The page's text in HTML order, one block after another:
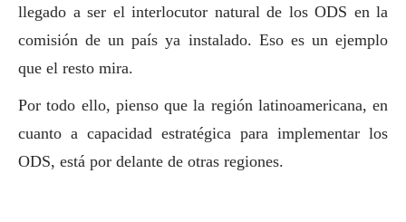
llegado a ser el interlocutor natural de los ODS en la
comisión de un país ya instalado. Eso es un ejemplo
que el resto mira.
Por todo ello, pienso que la región latinoamericana, en
cuanto a capacidad estratégica para implementar los
ODS, está por delante de otras regiones.